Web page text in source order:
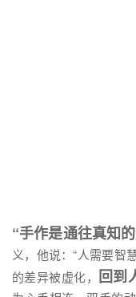
“手作是通往真知
义，他说：“人需要智
的差异被虚化， 回到